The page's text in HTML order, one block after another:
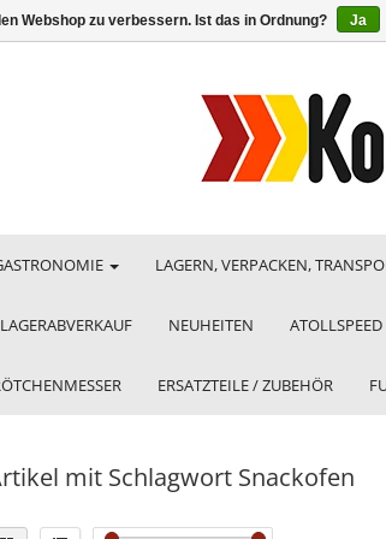
LAGERN, VERPACKEN,
LAGERABVERKAUF NEUHEITEN ATOLLSPEED
ERSATZTEILE / ZUBEHÖR
mit Schlagwort Snackofen
Webshop zu verbessern. Ist das in Ordnung? Ja